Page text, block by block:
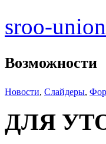
sroo-
Возможности
Новости, Слайдеры,
ДЛЯ